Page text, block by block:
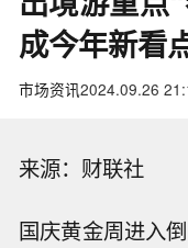
成今年新看
市场资讯2024.09.26
来源：财联社
国庆黄金周进入